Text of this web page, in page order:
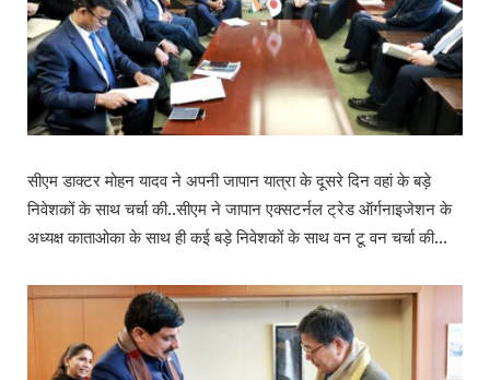
सीएम डाक्टर मोहन यादव ने अपनी जापान यात्रा के दूसरे दिन वहां के बड़े
निवेशकों के साथ चर्चा की..सीएम ने जापान एक्सटर्नल ट्रेड ऑर्गनाइजेशन के
अध्यक्ष काताओका के साथ ही कई बड़े निवेशकों के साथ वन टू वन चर्चा की…